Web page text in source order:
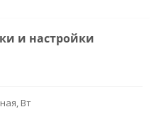
и настройки
Вт